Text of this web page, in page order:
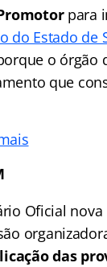
para
do Estado de
o órgão
que
Oficial nova
das